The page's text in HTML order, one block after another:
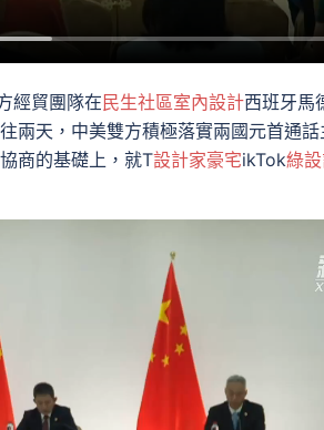
經貿團隊在民生社區室內設計西班牙馬
兩天，中美雙方積極落實兩國元首通
商的基礎上，就T設計家豪宅ikTok綠